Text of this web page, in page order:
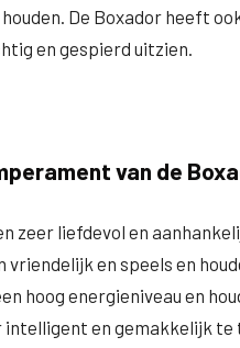
De Boxador heeft
en gespierd uitzien.
van de
zeer liefdevol en
vriendelijk en speels en
hoog energieniveau en
intelligent en gemakkelijk